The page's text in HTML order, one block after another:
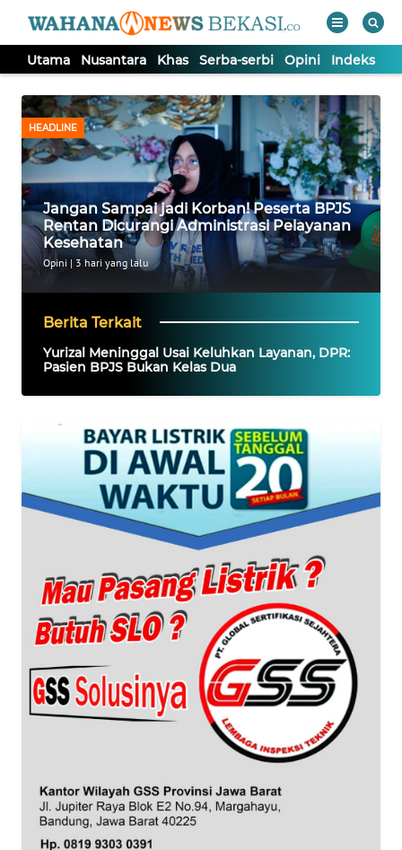
Utama Nusantara Khas Serba-serbi Opini Indeks
HEADLINE
Jangan Sampai jadi Korban! Peserta BPJS
Rentan Dicurangi Administrasi Pelayanan
Kesehatan
Opini | 3 hari yang lalu
Berita Terkait
Yurizal Meninggal Usai Keluhkan Layanan, DPR:
Pasien BPJS Bukan Kelas Dua
TV
Tutup
UTAMA
NUSANTARA
KHAS
SERBA-
BERITA
INFO
IKLAN
TENTANG
KAMI
REDAKSI